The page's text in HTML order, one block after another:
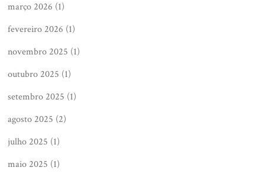
março 2026 (1)
fevereiro 2026 (1)
novembro 2025 (1)
outubro 2025 (1)
setembro 2025 (1)
agosto 2025 (2)
julho 2025 (1)
maio 2025 (1)